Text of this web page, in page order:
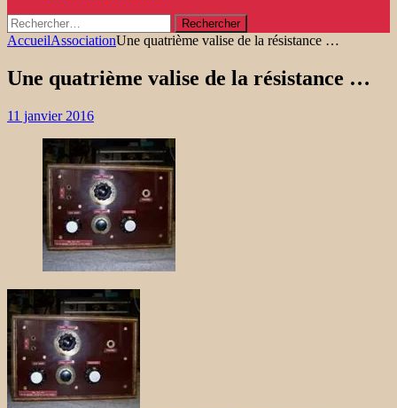
Rechercher :
AccueilAssociationUne quatrième valise de la résistance …
Une quatrième valise de la résistance …
11 janvier 2016